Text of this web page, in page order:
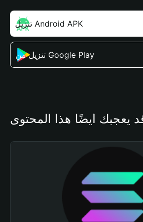
تنزيل Android APK
تنزيل من Google Play
يعجبك أيضًا هذا المحتوى